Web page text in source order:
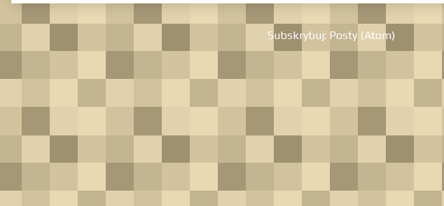
Subskrybuj: Posty (Atom)